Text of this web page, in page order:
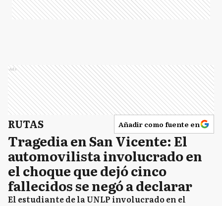
Ads
RUTAS Añadir como fuente en
Tragedia en San Vicente: El
automovilista involucrado en
el choque que dejó cinco
fallecidos se negó a declarar
El estudiante de la UNLP involucrado en el